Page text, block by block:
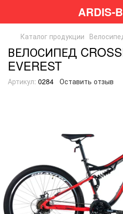
ARDIS-
Каталог продукции
ВЕЛОСИПЕД
EVEREST
Артикул: 0284 Оставить отзыв